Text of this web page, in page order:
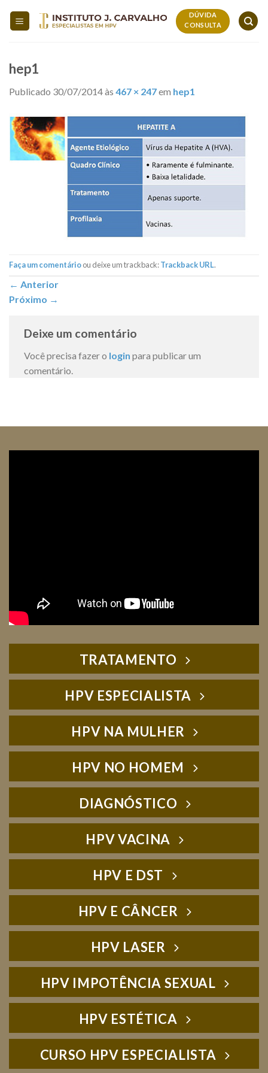
DÚVIDA
CONSULTA
hep1
Publicado 30/07/2014às 467 × 247em hep1
Faça um comentárioou deixe um trackback:Trackback URL.
← Anterior
Próximo →
Deixe um comentário
Você precisa fazer o login para publicar um
comentário.
TRATAMENTO
HPV ESPECIALISTA
HPV NA MULHER
HPV NO HOMEM
DIAGNÓSTICO
HPV VACINA
HPV E DST
HPV E CÂNCER
HPV LASER
HPV IMPOTÊNCIA SEXUAL
HPV ESTÉTICA
CURSO HPV ESPECIALISTA